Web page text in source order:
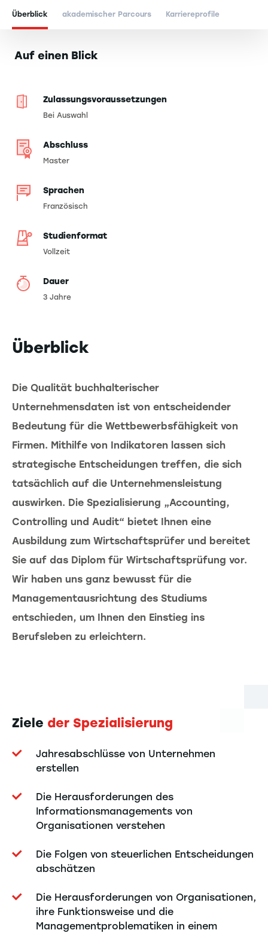
Überblick akademischer Parcours Karriereprofile
Auf einen Blick
Zulassungsvoraussetzungen
Bei Auswahl
Abschluss
Master
Sprachen
Französisch
Studienformat
Vollzeit
Dauer
3 Jahre
Überblick
Die Qualität buchhalterischer
Unternehmensdaten ist von entscheidender
Bedeutung für die Wettbewerbsfähigkeit von
Firmen. Mithilfe von Indikatoren lassen sich
strategische Entscheidungen treffen, die sich
tatsächlich auf die Unternehmensleistung
auswirken. Die Spezialisierung „Accounting,
Controlling und Audit“ bietet Ihnen eine
Ausbildung zum Wirtschaftsprüfer und bereitet
Sie auf das Diplom für Wirtschaftsprüfung vor.
Wir haben uns ganz bewusst für die
Managementausrichtung des Studiums
entschieden, um Ihnen den Einstieg ins
Berufsleben zu erleichtern.
Ziele der Spezialisierung
Jahresabschlüsse von Unternehmen
erstellen
Die Herausforderungen des
Informationsmanagements von
Organisationen verstehen
Die Folgen von steuerlichen Entscheidungen
abschätzen
Die Herausforderungen von Organisationen,
ihre Funktionsweise und die
Managementproblematiken in einem